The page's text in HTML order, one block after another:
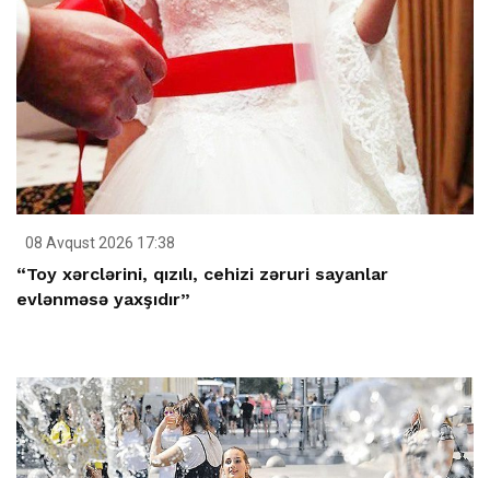
08 Avqust 2026 17:38
“Toy xərclərini, qızılı, cehizi zəruri sayanlar
evlənməsə yaxşıdır”